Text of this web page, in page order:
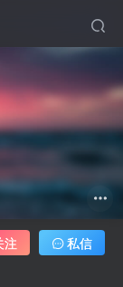
注 私信